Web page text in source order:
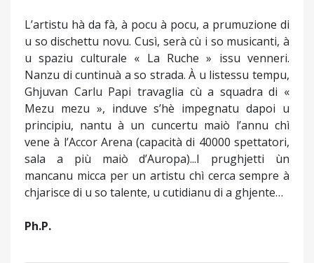
L’artistu hà da fà, à pocu à pocu, a prumuzione di
u so dischettu novu. Cusì, serà cù i so musicanti, à
u spaziu culturale « La Ruche » issu venneri.
Nanzu di cuntinuà a so strada. À u listessu tempu,
Ghjuvan Carlu Papi travaglia cù a squadra di «
Mezu mezu », induve s’hè impegnatu dapoi u
principiu, nantu à un cuncertu maiò l’annu chì
vene à l’Accor Arena (capacità di 40000 spettatori,
sala a più maiò d’Auropa)...I prughjetti ùn
mancanu micca per un artistu chì cerca sempre à
chjarisce di u so talente, u cutidianu di a ghjente…
Ph.P.